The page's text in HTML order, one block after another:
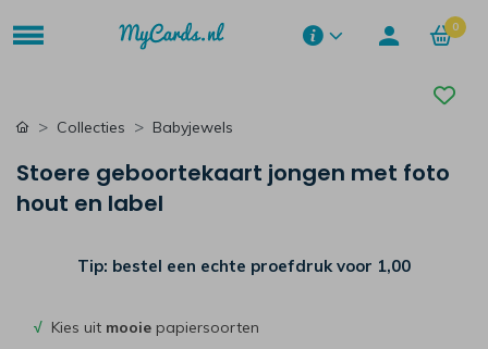
0
Collecties Babyjewels
Stoere geboortekaart jongen met foto
hout en label
Tip: bestel een echte proefdruk voor 1,00
√ Kies uit mooie papiersoorten